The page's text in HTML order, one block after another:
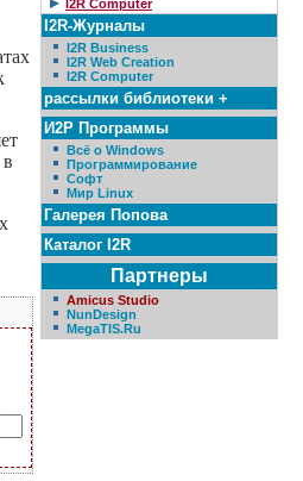
I2R Computer
I2R-Журналы
I2R Business
I2R Web Creation
I2R Computer
рассылки библиотеки +
И2Р Программы
Всё о Windows
Программирование
Софт
Мир Linux
Галерея Попова
Каталог I2R
Партнеры
Amicus Studio
NunDesign
MegaTIS.Ru